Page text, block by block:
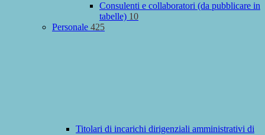
Consulenti e collaboratori (da pubblicare in
tabelle) 10
Personale 425
Titolari di incarichi dirigenziali amministrativi di